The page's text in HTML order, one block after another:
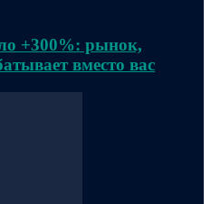
+300%: рынок,
вместо вас